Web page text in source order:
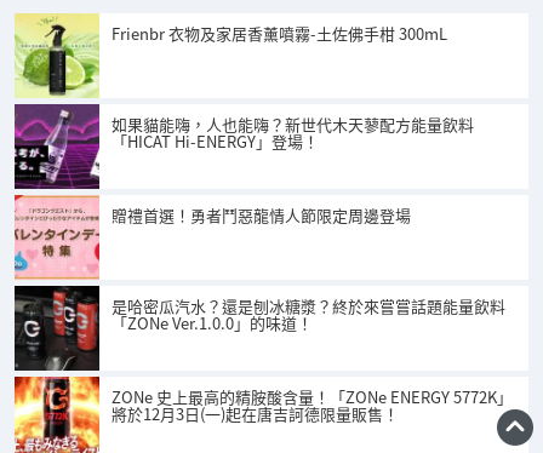
Frienbr 衣物及家居香薰噴霧-土佐佛手柑 300mL
如果貓能嗨，人也能嗨？新世代木天蓼配方能量飲料
「HICAT Hi-ENERGY」登場！
贈禮首選！勇者鬥惡龍情人節限定周邊登場
是哈密瓜汽水？還是刨冰糖漿？終於來嘗嘗話題能量飲料
「ZONe Ver.1.0.0」的味道！
ZONe 史上最高的精胺酸含量！「ZONe ENERGY 5772K」
將於12月3日(一)起在唐吉訶德限量販售！